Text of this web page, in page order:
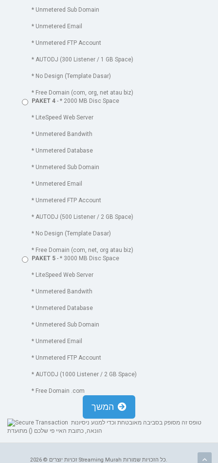
* Unmetered Sub Domain
* Unmetered Email
* Unmetered FTP Account
* AUTODJ (300 Listener / 1 GB Space)
* No Design (Template Dasar)
* Free Domain (com, org, net atau biz)
PAKET 4 - * 2000 MB Disc Space
* LiteSpeed Web Server
* Unmetered Bandwith
* Unmetered Database
* Unmetered Sub Domain
* Unmetered Email
* Unmetered FTP Account
* AUTODJ (500 Listener / 2 GB Space)
* No Design (Template Dasar)
* Free Domain (com, net, org atau biz)
PAKET 5 - * 3000 MB Disc Space
* LiteSpeed Web Server
* Unmetered Bandwith
* Unmetered Database
* Unmetered Sub Domain
* Unmetered Email
* Unmetered FTP Account
* AUTODJ (1000 Listener / 2 GB Space)
* Free Domain .com
הונאה, כתובת האיי פי שלכם () מתועדת
זכויות יוצרים © 2026 Streaming Murah כל הזכויות שמורות.